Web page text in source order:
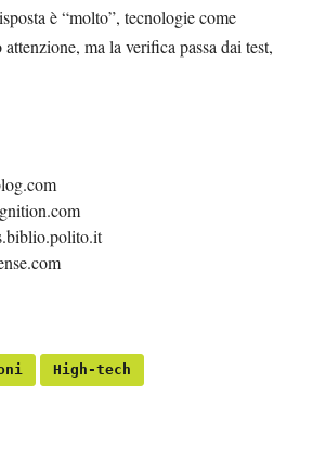
è “molto”, tecnologie come
attenzione, ma la verifica passa dai test,
High-tech